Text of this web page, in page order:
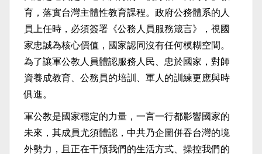
育，落實台灣主體性教育課程。政府公務體系的人
員上任時，必須簽署《公務人員服務箴言》，視國
家忠誠為核心價值，國家認同沒有任何模糊空間。
為了讓軍公教人員體認服務人民、忠於國家，對師
資養成教育、公務員的培訓、軍人的訓練更應與時
俱進。
軍公教是國家穩定的力量，一言一行都影響國家的
未來，其成員尤須體認，中共乃企圖併吞台灣的境
外勢力，且正在干預我們的生活方式、操控我們的